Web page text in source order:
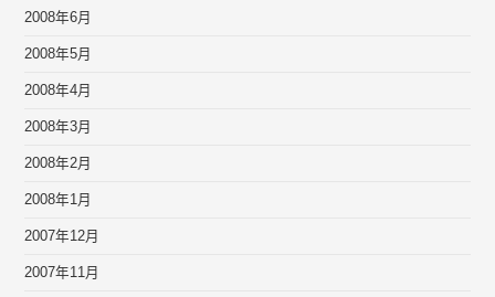
2008年6月
2008年5月
2008年4月
2008年3月
2008年2月
2008年1月
2007年12月
2007年11月